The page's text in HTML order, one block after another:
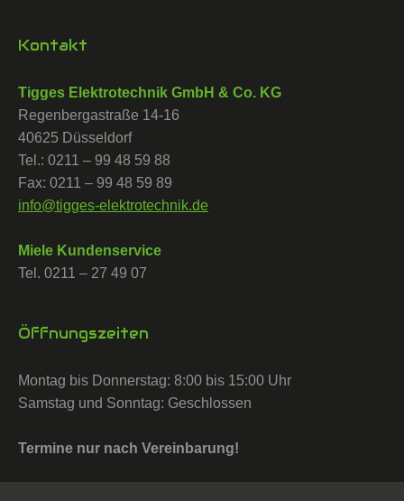
Kontakt
Tigges Elektrotechnik GmbH & Co. KG
Regenbergastraße 14-16
40625 Düsseldorf
Tel.: 0211 – 99 48 59 88
Fax: 0211 – 99 48 59 89
info@tigges-elektrotechnik.de
Miele Kundenservice
Tel. 0211 – 27 49 07
Öffnungszeiten
Montag bis Donnerstag: 8:00 bis 15:00 Uhr
Samstag und Sonntag: Geschlossen
Termine nur nach Vereinbarung!